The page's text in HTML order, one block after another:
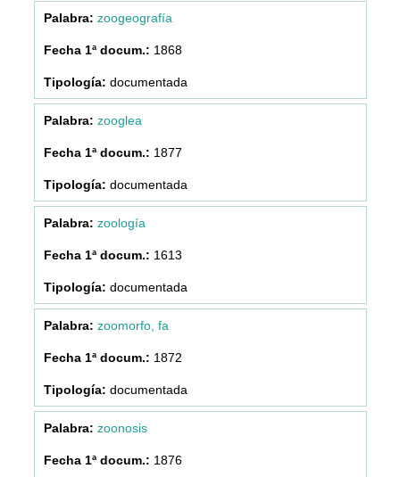
zoogeografía
1868
documentada
zooglea
1877
documentada
zoología
1613
documentada
zoomorfo, fa
1872
documentada
zoonosis
1876